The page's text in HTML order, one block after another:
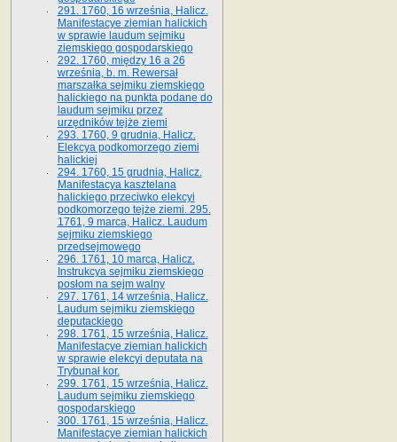
291. 1760, 16 września, Halicz.
Manifestacye ziemian halickich
w sprawie laudum sejmiku
ziemskiego gospodarskiego
292. 1760, między 16 a 26
września, b. m. Rewersał
marszałka sejmiku ziemskiego
halickiego na punkta podane do
laudum sejmiku przez
urzędników tejże ziemi
293. 1760, 9 grudnia, Halicz.
Elekcya podkomorzego ziemi
halickiej
294. 1760, 15 grudnia, Halicz.
Manifestacya kasztelana
halickiego przeciwko elekcyi
podkomorzego tejże ziemi. 295.
1761, 9 marca, Halicz. Laudum
sejmiku ziemskiego
przedsejmowego
296. 1761, 10 marca, Halicz.
Instrukcya sejmiku ziemskiego
posłom na sejm walny
297. 1761, 14 września, Halicz.
Laudum sejmiku ziemskiego
deputackiego
298. 1761, 15 września, Halicz.
Manifestacye ziemian halickich
w sprawie elekcyi deputata na
Trybunał kor.
299. 1761, 15 września, Halicz.
Laudum sejmiku ziemskiego
gospodarskiego
300. 1761, 15 września, Halicz.
Manifestacye ziemian halickich